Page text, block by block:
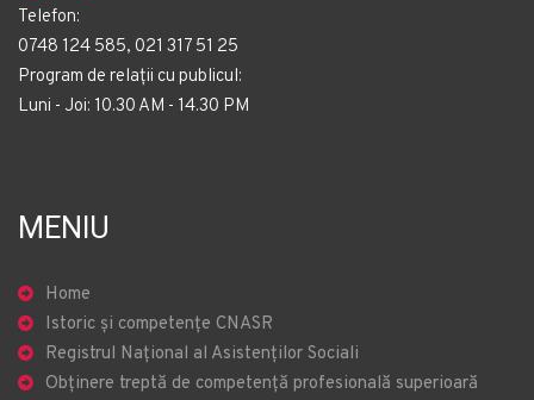
Telefon:
0748 124 585, 021 317 51 25
Program de relații cu publicul:
Luni - Joi: 10.30 AM - 14.30 PM
MENIU
Home
Istoric și competențe CNASR
Registrul Național al Asistenților Sociali
Obținere treptă de competență profesională superioară